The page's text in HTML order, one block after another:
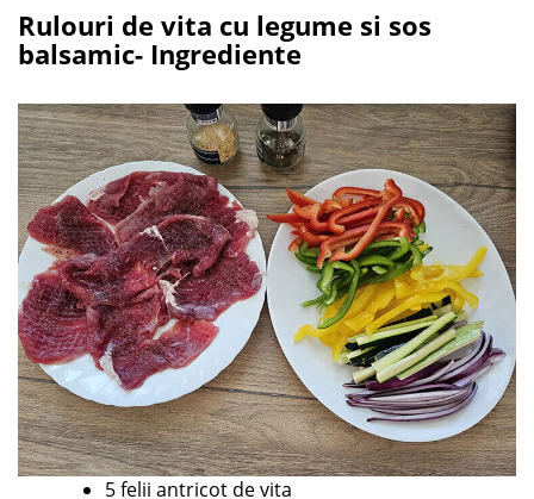
Rulouri de vita cu legume si sos
balsamic- Ingrediente
5 felii antricot de vita